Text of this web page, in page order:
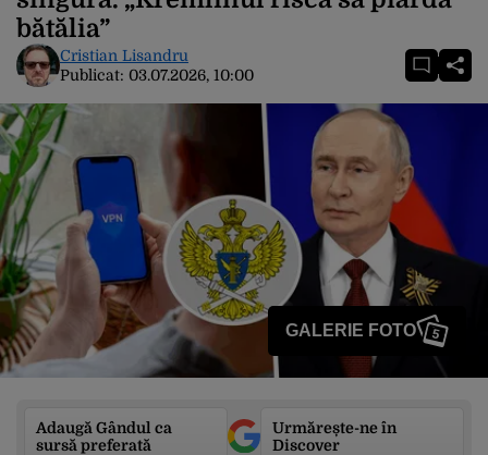
bătălia”
Cristian Lisandru
Publicat: 03.07.2026, 10:00
GALERIE FOTO 5
Adaugă Gândul ca
sursă preferată
Urmărește-ne în
Discover